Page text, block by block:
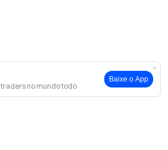
traders no mundo todo
Baixe o App